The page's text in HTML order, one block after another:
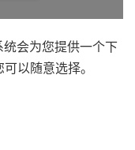
会为您提供一个下
以随意选择。